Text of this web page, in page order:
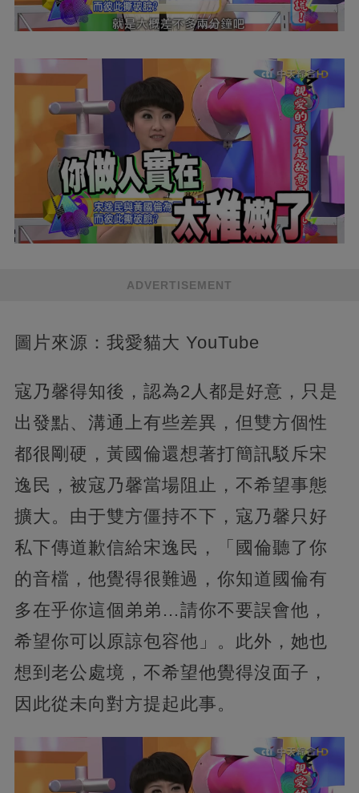
ADVERTISEMENT
圖片來源：我愛貓大 YouTube
寇乃馨得知後，認為2人都是好意，只是
出發點、溝通上有些差異，但雙方個性
都很剛硬，黃國倫還想著打簡訊駁斥宋
逸民，被寇乃馨當場阻止，不希望事態
擴大。由于雙方僵持不下，寇乃馨只好
私下傳道歉信給宋逸民，「國倫聽了你
的音檔，他覺得很難過，你知道國倫有
多在乎你這個弟弟…請你不要誤會他，
希望你可以原諒包容他」。此外，她也
想到老公處境，不希望他覺得沒面子，
因此從未向對方提起此事。